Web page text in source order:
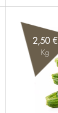
2,50 €
Kg